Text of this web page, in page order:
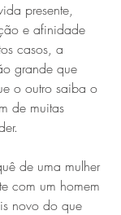
presente,
e afinidade
casos, a
grande que
o outro saiba o
de muitas
de uma mulher
com um homem
novo do que